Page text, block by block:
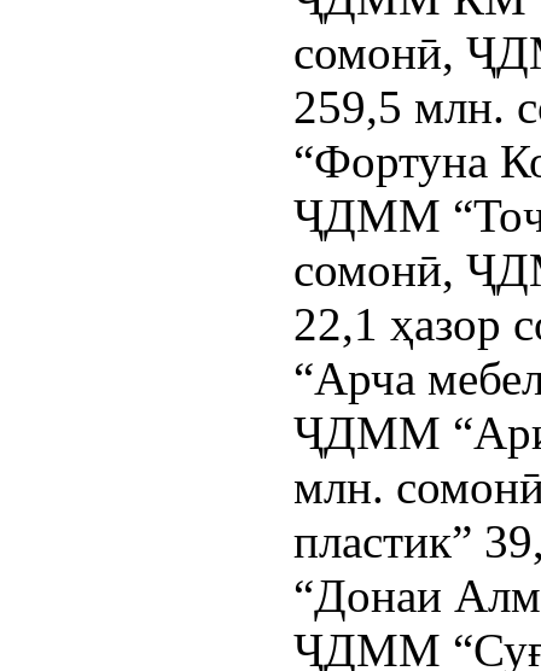
сомонӣ,
259,5
“Фортуна
ҶДММ
сомонӣ,
22,1
“Арча
ҶДММ
млн.
пластик”
“Донаи
ҶДММ